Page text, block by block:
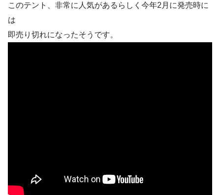
このテント、非常に人気があるらしく今年2月に発売時に
は
即売り切れになったそうです。